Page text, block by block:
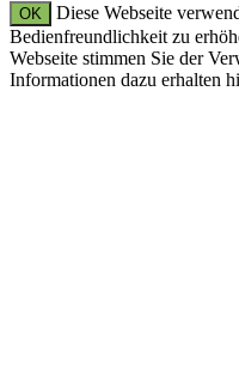
OK
Diese Webseite
Bedienfreundlichkeit zu
Webseite stimmen Sie der
Informationen dazu erhalten